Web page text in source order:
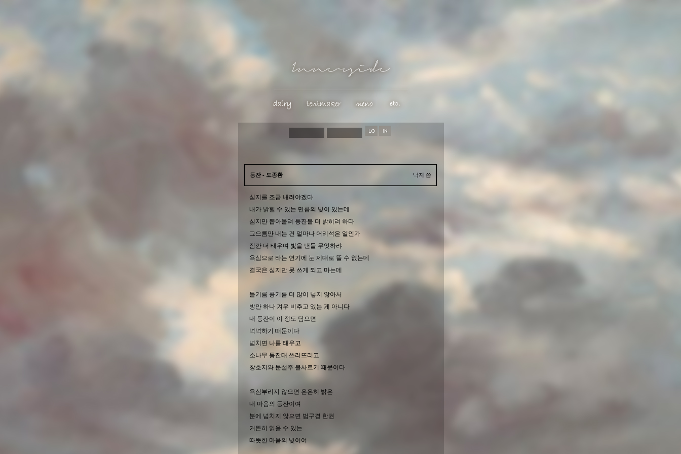
등잔 - 도종환 낙지 씀
심지를 조금 내려야겠다
내가 밝힐 수 있는 만큼의 빛이 있는데
심지만 뽑아올려 등잔불 더 밝히려 하다
그으름만 내는 건 얼마나 어리석은 일인가
잠깐 더 태우며 빛을 낸들 무엇하랴
욕심으로 타는 연기에 눈 제대로 뜰 수 없는데
결국은 심지만 못 쓰게 되고 마는데
들기름 콩기름 더 많이 넣지 않아서
방안 하나 겨우 비추고 있는 게 아니다
내 등잔이 이 정도 담으면
넉넉하기 때문이다
넘치면 나를 태우고
소나무 등잔대 쓰러뜨리고
창호지와 문설주 불사르기 때문이다
욕심부리지 않으면 은은히 밝은
내 마음의 등잔이여
분에 넘치지 않으면 법구경 한권
거뜬히 읽을 수 있는
따뜻한 마음의 빛이여